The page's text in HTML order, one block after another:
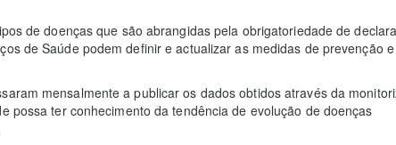
de doenças que são abrangidas pela obrigatoriedade de
de Saúde podem definir e actualizar as medidas de prevenção
mensalmente a publicar os dados obtidos através da
possa ter conhecimento da tendência de evolução de doenças